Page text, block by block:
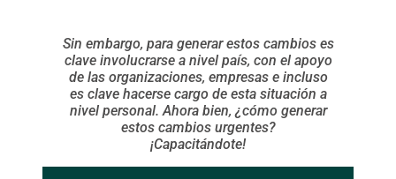
Sin embargo, para generar estos cambios es
clave involucrarse a nivel país, con el apoyo
de las organizaciones, empresas e incluso
es clave hacerse cargo de esta situación a
nivel personal. Ahora bien, ¿cómo generar
estos cambios urgentes?
¡Capacitándote!